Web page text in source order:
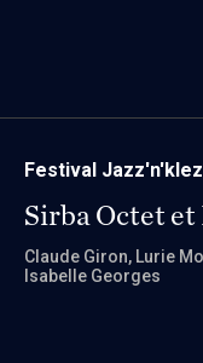
Festival
Sirba Octet et
Claude Giron, Lurie
Isabelle Georges